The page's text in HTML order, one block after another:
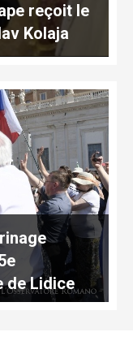
reçoit le
Kolaja
de Lidice